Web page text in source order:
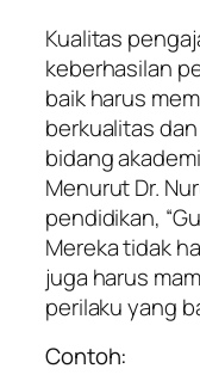
Kualitas
keberhasilan
baik harus
berkualitas
bidang
Menurut Dr.
pendidikan,
Mereka tidak
juga harus
perilaku yang
Contoh: